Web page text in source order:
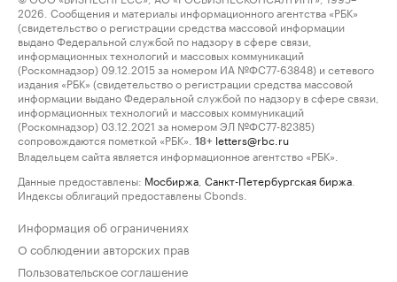
2026. Сообщения и материалы информационного агентства «РБК»
(свидетельство о регистрации средства массовой информации
выдано Федеральной службой по надзору в сфере связи,
информационных технологий и массовых коммуникаций
(Роскомнадзор) 09.12.2015 за номером ИА №ФС77-63848) и сетевого
издания «РБК» (свидетельство о регистрации средства массовой
информации выдано Федеральной службой по надзору в сфере связи,
информационных технологий и массовых коммуникаций
(Роскомнадзор) 03.12.2021 за номером ЭЛ №ФС77-82385)
сопровождаются пометкой «РБК».
18+ letters@rbc.ru
Владельцем сайта является информационное агентство «РБК».
Данные предоставлены: Мосбиржа Санкт-Петербургская биржа
Индексы облигаций предоставлены Cbonds.
Информация об ограничениях
О соблюдении авторских прав
Пользовательское соглашение